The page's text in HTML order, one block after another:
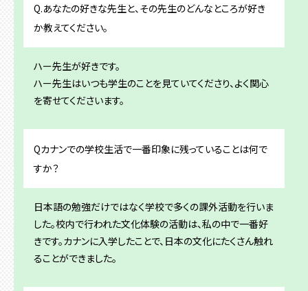
Q.あなたの好きな先生と、その先生のどんなところが好き
か教えてください。
ハー先生が好きです。
ハー先生はいつも学生のことを見ていてくださり、よく関心
を寄せてくださいます。
Qカナンでの学校生活で一番印象に残っていることは何で
すか？
日本語の勉強だけではなく学校で多くの課外活動を行いま
した。校内で行われた文化体験の活動は、私の中で一番好
きです。カナンに入学したことで、日本の文化にたくさん触れ
ることができました。